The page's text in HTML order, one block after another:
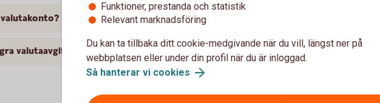
valutaavgifter?
Funktioner, prestanda och statistik
Relevant marknadsföring
Du kan ta tillbaka ditt cookie-medgivande när du vill, längst ner på
webbplatsen eller under din profil när du är inloggad.
Så hanterar vi cookies